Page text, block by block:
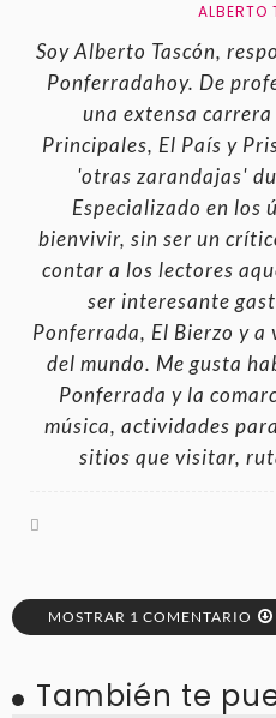
ALBERTO
Soy Alberto Tascón,
Ponferradahoy. De
una extensa carrera
Principales, El País y
'otras zarandajas'
Especializado en los
bienvivir, sin ser un
contar a los lectores
ser interesante
Ponferrada, El Bierzo y a
del mundo. Me gusta
Ponferrada y la
música, actividades
sitios que visitar,
MOSTRAR 1 COMENTARIO
También te